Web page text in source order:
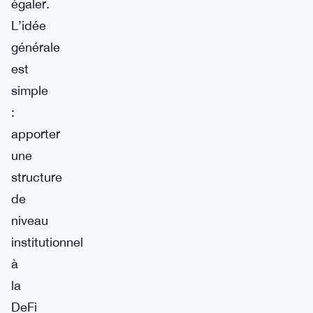
égaler.
L’idée
générale
est
simple
:
apporter
une
structure
de
niveau
institutionnel
à
la
DeFi